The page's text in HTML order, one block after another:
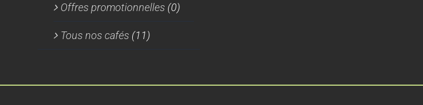
Offres promotionnelles (0)
Tous nos cafés (11)